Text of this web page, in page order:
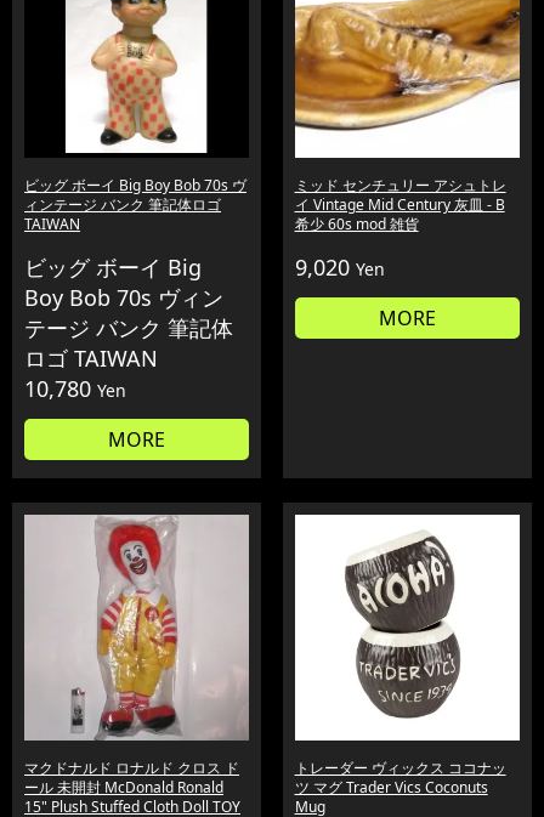
ビッグ ボーイ Big Boy Bob 70s ヴ
ィンテージ バンク 筆記体ロゴ
TAIWAN
ビッグ ボーイ Big
Boy Bob 70s ヴィン
テージ バンク 筆記体
ロゴ TAIWAN
10,780 Yen
MORE
ミッド センチュリー アシュトレ
イ Vintage Mid Century 灰皿 - B
希少 60s mod 雑貨
9,020 Yen
MORE
マクドナルド ロナルド クロス ド
ール 未開封 McDonald Ronald
15" Plush Stuffed Cloth Doll TOY
トレーダー ヴィックス ココナッ
ツ マグ Trader Vics Coconuts
Mug